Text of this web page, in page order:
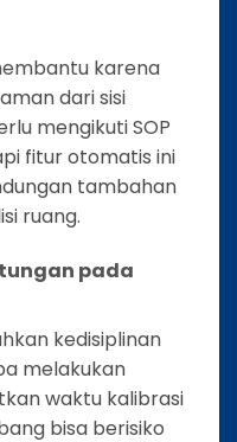
karena
dari sisi
mengikuti SOP
fitur otomatis ini
tambahan
ruang.
pada
kedisiplinan
melakukan
waktu kalibrasi
bisa berisiko